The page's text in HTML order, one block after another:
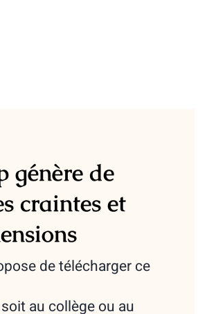
génère de
craintes et
de télécharger ce
au collège ou au